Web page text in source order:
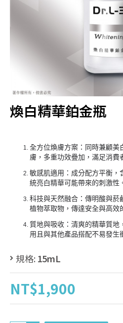
煥白精華鉑金瓶
全方位煥膚方案：同時兼顧美
膚，多重功效疊加，滿足消費
敏感肌適用：成分配方平衡，
統亮白精華可能帶來的刺激性
科技與天然融合：傳明酸與菸
植物萃取物，傳達安全與高效
質地與吸收：清爽的精華質地
用且與其他產品搭配不易發生
規格: 15mL
NT$1,900